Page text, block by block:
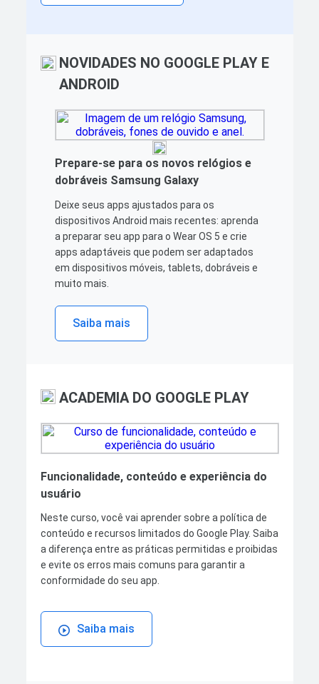
NOVIDADES NO GOOGLE PLAY E
ANDROID
Prepare-se para os novos relógios e
dobráveis Samsung Galaxy
Deixe seus apps ajustados para os
dispositivos Android mais recentes: aprenda
a preparar seu app para o Wear OS 5 e crie
apps adaptáveis que podem ser adaptados
em dispositivos móveis, tablets, dobráveis e
muito mais.
Saiba mais
ACADEMIA DO GOOGLE PLAY
Funcionalidade, conteúdo e experiência do
usuário
Neste curso, você vai aprender sobre a política de
conteúdo e recursos limitados do Google Play. Saiba
a diferença entre as práticas permitidas e proibidas
e evite os erros mais comuns para garantir a
conformidade do seu app.
Saiba mais